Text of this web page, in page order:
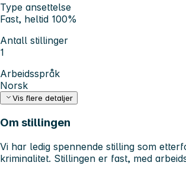
Type ansettelse
Fast, heltid 100%
Antall stillinger
1
Arbeidsspråk
Norsk
Vis flere detaljer
Om stillingen
Vi har ledig spennende stilling som
kriminalitet. Stillingen er fast, med